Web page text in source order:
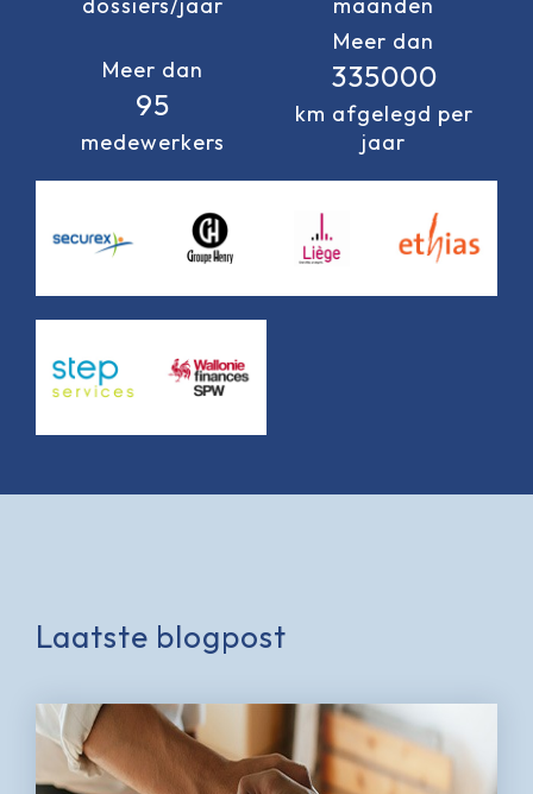
Meer dan
95
medewerkers
Meer dan
335000
km afgelegd per
jaar
Laatste blogpost